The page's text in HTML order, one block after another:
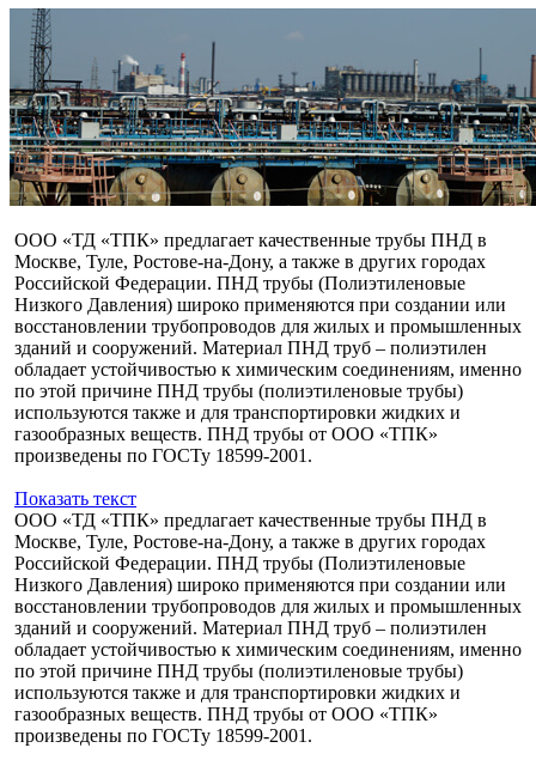
ООО «ТД «ТПК» предлагает качественные трубы ПНД в
Москве, Туле, Ростове-на-Дону, а также в других городах
Российской Федерации. ПНД трубы (Полиэтиленовые
Низкого Давления) широко применяются при создании или
восстановлении трубопроводов для жилых и промышленных
зданий и сооружений. Материал ПНД труб – полиэтилен
обладает устойчивостью к химическим соединениям, именно
по этой причине ПНД трубы (полиэтиленовые трубы)
используются также и для транспортировки жидких и
газообразных веществ. ПНД трубы от ООО «ТПК»
произведены по ГОСТу 18599-2001.
Показать текст
ООО «ТД «ТПК» предлагает качественные трубы ПНД в
Москве, Туле, Ростове-на-Дону, а также в других городах
Российской Федерации. ПНД трубы (Полиэтиленовые
Низкого Давления) широко применяются при создании или
восстановлении трубопроводов для жилых и промышленных
зданий и сооружений. Материал ПНД труб – полиэтилен
обладает устойчивостью к химическим соединениям, именно
по этой причине ПНД трубы (полиэтиленовые трубы)
используются также и для транспортировки жидких и
газообразных веществ. ПНД трубы от ООО «ТПК»
произведены по ГОСТу 18599-2001.